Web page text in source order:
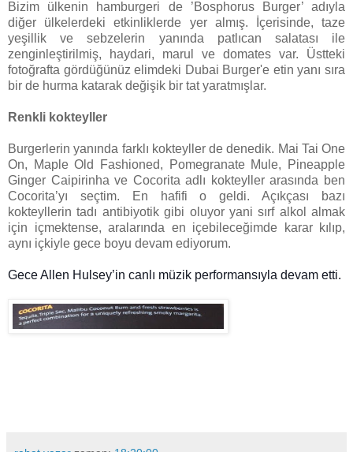
Bizim ülkenin hamburgeri de ’Bosphorus Burger’ adıyla
diğer ülkelerdeki etkinliklerde yer almış. İçerisinde, taze
yeşillik ve sebzelerin yanında patlıcan salatası ile
zenginleştirilmiş, haydari, marul ve domates var. Üstteki
fotoğrafta gördüğünüz elimdeki Dubai Burger'e etin yanı sıra
bir de hurma katarak değişik bir tat yaratmışlar.
Renkli kokteyller
Burgerlerin yanında farklı kokteyller de denedik. Mai Tai One
On, Maple Old Fashioned, Pomegranate Mule, Pineapple
Ginger Caipirinha ve Cocorita adlı kokteyller arasında ben
Cocorita’yı seçtim. En hafifi o geldi. Açıkçası bazı
kokteyllerin tadı antibiyotik gibi oluyor yani sırf alkol almak
için içmektense, aralarında en içebileceğimde karar kılıp,
aynı içkiyle gece boyu devam ediyorum.
Gece Allen Hulsey’in canlı müzik performansıyla devam etti.